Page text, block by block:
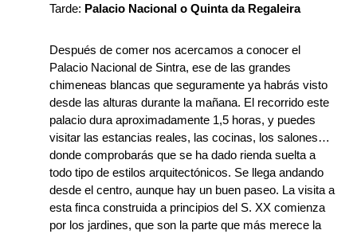
Tarde: Palacio Nacional o Quinta da Regaleira
Después de comer nos acercamos a conocer el
Palacio Nacional de Sintra, ese de las grandes
chimeneas blancas que seguramente ya habrás visto
desde las alturas durante la mañana. El recorrido este
palacio dura aproximadamente 1,5 horas, y puedes
visitar las estancias reales, las cocinas, los salones…
donde comprobarás que se ha dado rienda suelta a
todo tipo de estilos arquitectónicos. Se llega andando
desde el centro, aunque hay un buen paseo. La visita a
esta finca construida a principios del S. XX comienza
por los jardines, que son la parte que más merece la